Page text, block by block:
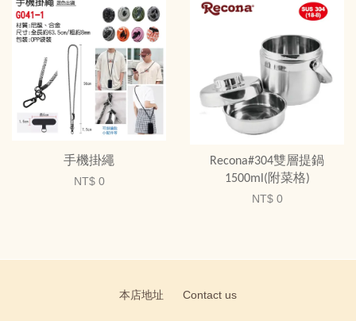
手機掛繩
NT$ 0
Recona#304雙層提鍋
1500ml(附菜格)
NT$ 0
本店地址 Contact us